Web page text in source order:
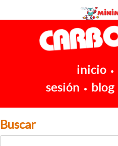
inicio •
sesión • blog
Buscar